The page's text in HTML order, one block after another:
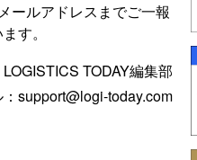
ールアドレスまでご一報
す。
LOGISTICS TODAY編集部
：support@logi-today.com